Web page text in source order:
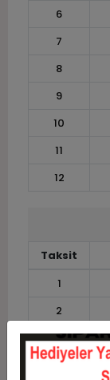
6
7
8
9
10
11
12
Taksit
1
2
3
4